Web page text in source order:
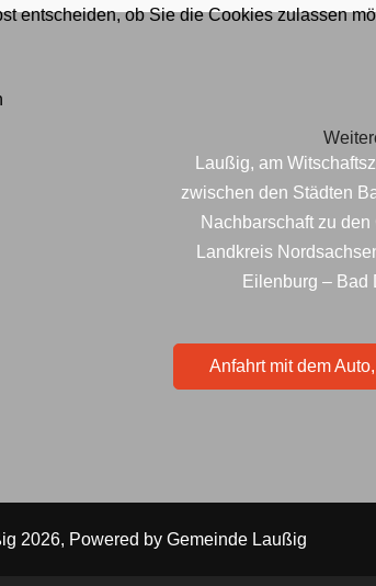
Laußig, am
zwischen den Städten
Nachbarschaft zu
Landkreis
Eilenburg –
Anfahrt mit dem
2026, Powered by Gemeinde Laußig
entscheiden, ob Sie die Cookies zulassen